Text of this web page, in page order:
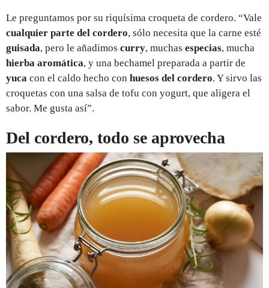
Le preguntamos por su riquísima croqueta de cordero. “Vale
cualquier parte del cordero, sólo necesita que la carne esté
guisada, pero le añadimos curry, muchas especias, mucha
hierba aromática, y una bechamel preparada a partir de
yuca con el caldo hecho con huesos del cordero. Y sirvo las
croquetas con una salsa de tofu con yogurt, que aligera el
sabor. Me gusta así”.
Del cordero, todo se aprovecha